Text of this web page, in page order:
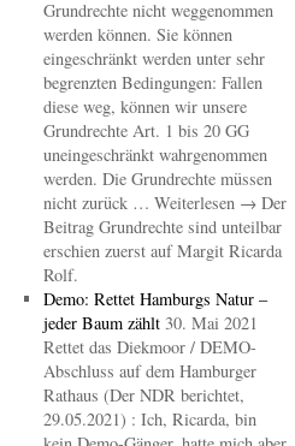
Grundrechte nicht weggenommen
werden können. Sie können
eingeschränkt werden unter sehr
begrenzten Bedingungen: Fallen
diese weg, können wir unsere
Grundrechte Art. 1 bis 20 GG
uneingeschränkt wahrgenommen
werden. Die Grundrechte müssen
nicht zurück … Weiterlesen → Der
Beitrag Grundrechte sind unteilbar
erschien zuerst auf Margit Ricarda
Rolf.
Demo: Rettet Hamburgs Natur –
jeder Baum zählt 30. Mai 2021
Rettet das Diekmoor / DEMO-
Abschluss auf dem Hamburger
Rathaus (Der NDR berichtet,
29.05.2021) : Ich, Ricarda, bin